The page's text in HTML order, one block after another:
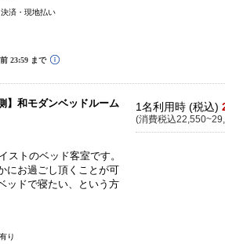
済・現地払い
】和モダンベッドルーム
ストのベッド客室です。
にお過ごし頂くことが可
ッドで寝たい、という方
り
1名利用時 (税込)
(消費税込